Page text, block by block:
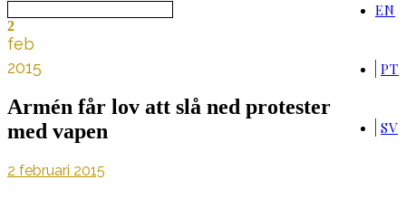
EN
PT
SV
2
feb
2015
Armén får lov att slå ned protester
med vapen
2 februari 2015